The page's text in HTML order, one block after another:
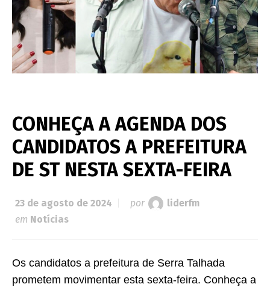
CONHEÇA A AGENDA DOS
CANDIDATOS A PREFEITURA
DE ST NESTA SEXTA-FEIRA
23 de agosto de 2024 por
liderfm
em Notícias
Os candidatos a prefeitura de Serra Talhada
prometem movimentar esta sexta-feira. Conheça a